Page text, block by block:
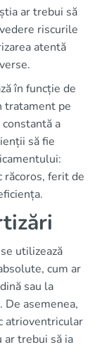
ar trebui să
riscurile
atentă
în funcție de
tratament pe
a
să fie
ferit de
utilizează
cum ar
sau la
asemenea,
atrioventricular
ar trebui să ia